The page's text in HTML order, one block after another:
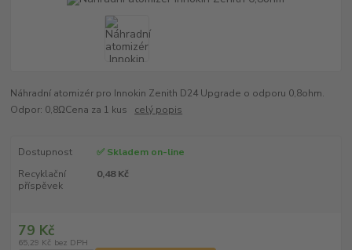
Náhradní atomizér pro Innokin Zenith D24 Upgrade o odporu 0,8ohm.
Odpor: 0,8ΩCena za 1 kus celý popis
Dostupnost
✅ Skladem on-line
Recyklační
příspěvek
0,48 Kč
79 Kč
65,29 Kč bez DPH